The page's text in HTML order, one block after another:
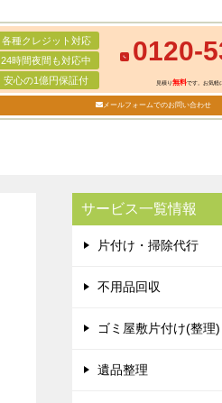
各種クレジット対応
24時間夜間も対応中
安心の1億円保証付
0120-
見積り無料です。お気軽
メールフォームでのお問い合わせ
サービス一覧情報
片付け・掃除代行
不用品回収
ゴミ屋敷片付け(整理)
遺品整理